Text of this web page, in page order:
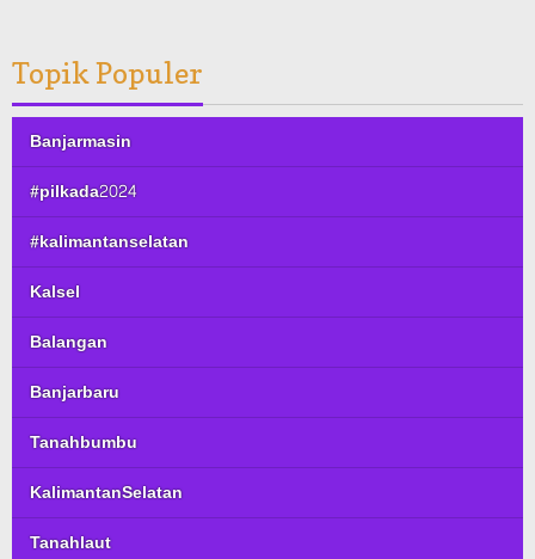
Topik Populer
Banjarmasin
#pilkada2024
#kalimantanselatan
Kalsel
Balangan
Banjarbaru
Tanahbumbu
KalimantanSelatan
Tanahlaut